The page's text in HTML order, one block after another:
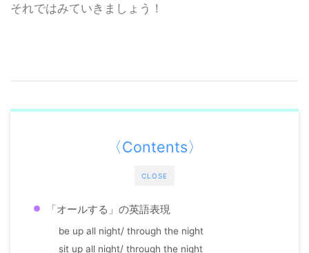
それではみていきましょう！
CLOSE
〈Contents〉
「オールする」の英語表現
be up all night/ through the night
sit up all night/ through the night